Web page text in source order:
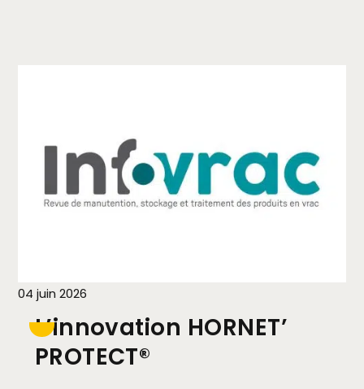
04 juin 2026
L’innovation HORNET’
PROTECT®